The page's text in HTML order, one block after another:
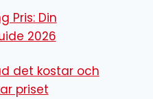
Pris: Din
2026
det kostar och
priset